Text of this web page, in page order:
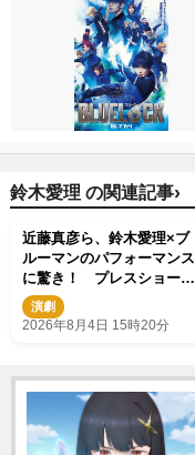
鈴木愛理 の関連記事›
近藤真彦ら、鈴木愛理×ブ
ルーマンのパフォーマンス
に驚き！ プレスショー開
催演劇
2026年8月4日 15時20分